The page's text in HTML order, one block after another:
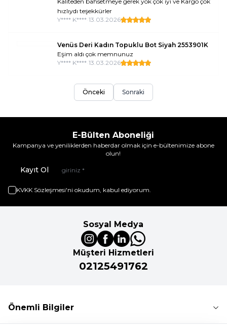
hızlıydı teşekkürler
Y**** K**** 13.03.2026
Venüs Deri Kadın Topuklu Bot Siyah 2553901K
Eşim aldı çok memnunuz
Y**** K**** 13.03.2026
Önceki Sonraki
E-Bülten Aboneliği
Kampanya ve yeniliklerden haberdar olmak için e-bültenimize abone
olun!
Kayıt Ol
KVKK Sözleşmesi'ni okudum, kabul ediyorum.
Sosyal Medya
Müşteri Hizmetleri
02125491762
Önemli Bilgiler